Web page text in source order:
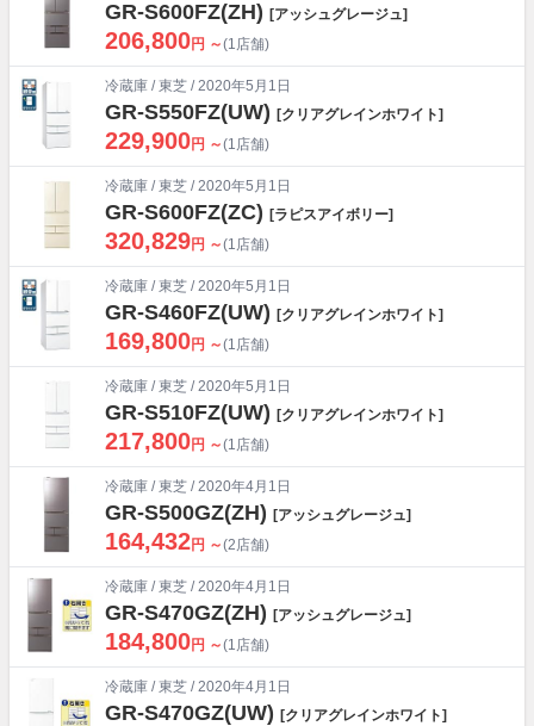
GR-S600FZ(ZH) [アッシュグレージュ]
206,800円 ～(1店舗)
冷蔵庫 /東芝 / 2020年5月1日
GR-S550FZ(UW) [クリアグレインホワイト]
229,900円 ～(1店舗)
冷蔵庫 /東芝 / 2020年5月1日
GR-S600FZ(ZC) [ラピスアイボリー]
320,829円 ～(1店舗)
冷蔵庫 /東芝 / 2020年5月1日
GR-S460FZ(UW) [クリアグレインホワイト]
169,800円 ～(1店舗)
冷蔵庫 /東芝 / 2020年5月1日
GR-S510FZ(UW) [クリアグレインホワイト]
217,800円 ～(1店舗)
冷蔵庫 /東芝 / 2020年4月1日
GR-S500GZ(ZH) [アッシュグレージュ]
164,432円 ～(2店舗)
冷蔵庫 /東芝 / 2020年4月1日
GR-S470GZ(ZH) [アッシュグレージュ]
184,800円 ～(1店舗)
冷蔵庫 /東芝 / 2020年4月1日
GR-S470GZ(UW) [クリアグレインホワイト]